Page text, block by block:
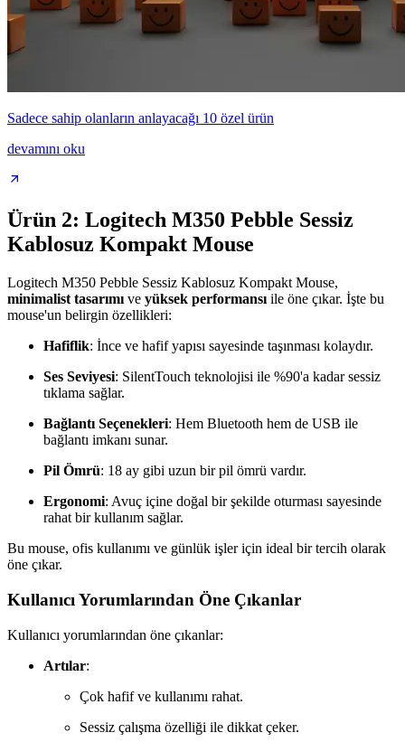
Sadece sahip olanların anlayacağı 10 özel ürün
devamını oku
Ürün 2: Logitech M350 Pebble Sessiz
Kablosuz Kompakt Mouse
Logitech M350 Pebble Sessiz Kablosuz Kompakt Mouse,
minimalist tasarımı ve yüksek performansı ile öne çıkar. İşte bu
mouse'un belirgin özellikleri:
Hafiflik: İnce ve hafif yapısı sayesinde taşınması kolaydır.
Ses Seviyesi: SilentTouch teknolojisi ile %90'a kadar sessiz
tıklama sağlar.
Bağlantı Seçenekleri: Hem Bluetooth hem de USB ile
bağlantı imkanı sunar.
Pil Ömrü: 18 ay gibi uzun bir pil ömrü vardır.
Ergonomi: Avuç içine doğal bir şekilde oturması sayesinde
rahat bir kullanım sağlar.
Bu mouse, ofis kullanımı ve günlük işler için ideal bir tercih olarak
öne çıkar.
Kullanıcı Yorumlarından Öne Çıkanlar
Kullanıcı yorumlarından öne çıkanlar:
Artılar:
Çok hafif ve kullanımı rahat.
Sessiz çalışma özelliği ile dikkat çeker.